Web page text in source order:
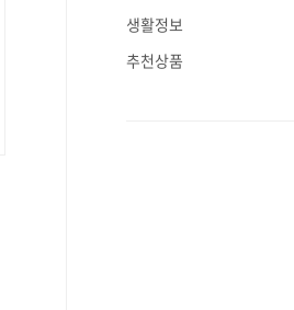
생활정보
추천상품